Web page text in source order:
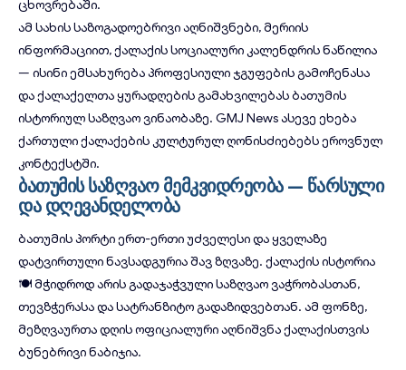
ცხოვრებაში.
ამ სახის საზოგადოებრივი აღნიშვნები, მერიის
ინფორმაციით, ქალაქის სოციალური კალენდრის ნაწილია
— ისინი ემსახურება პროფესიული ჯგუფების გამოჩენასა
და ქალაქელთა ყურადღების გამახვილებას ბათუმის
ისტორიულ საზღვაო ვინაობაზე. GMJ Newsასევე ეხება
ქართული ქალაქების კულტურულ ღონისძიებებს ეროვნულ
კონტექსტში.
ბათუმის საზღვაო მემკვიდრეობა — წარსული
და დღევანდელობა
ბათუმის პორტი ერთ-ერთი უძველესი და ყველაზე
დატვირთული ნავსადგურია შავ ზღვაზე. ქალაქისისტორია
🍽 მჭიდროდ არის გადაჯაჭვული საზღვაო ვაჭრობასთან,
თევზჭერასა და სატრანზიტო გადაზიდვებთან. ამ ფონზე,
მეზღვაურთა დღის ოფიციალური აღნიშვნა ქალაქისთვის
ბუნებრივი ნაბიჯია.